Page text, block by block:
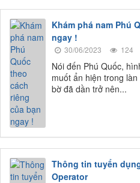
Khám phá nam Phú
ngay !
30/06/2023 124
Nói đến Phú Quốc,
muốt ẩn hiện trong
bờ đã dần trở nên...
Thông tin tuyển
Operator